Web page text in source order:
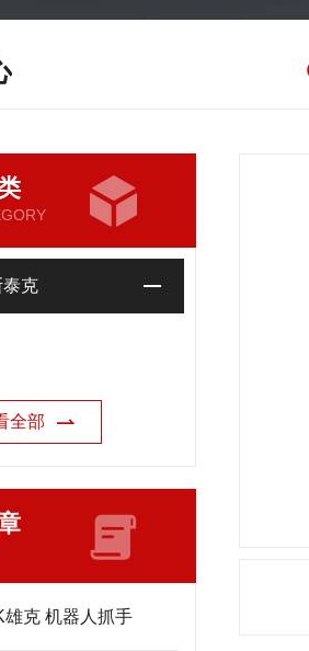
泰克
全部
克 机器人抓手